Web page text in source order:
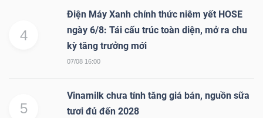
4
Điện Máy Xanh chính thức niêm yết HOSE
ngày 6/8: Tái cấu trúc toàn diện, mở ra chu
kỳ tăng trưởng mới
07/08 16:00
5
Vinamilk chưa tính tăng giá bán, nguồn sữa
tươi đủ đến 2028